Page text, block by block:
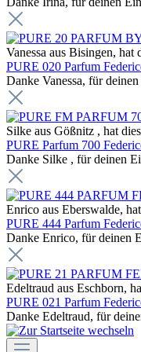
Vanessa aus Bisingen,
PURE 020 Parfum
Danke Vanessa, für
Silke aus Gößnitz , hat
PURE Parfum 700
Danke Silke , für deinen
Enrico aus Eberswalde,
PURE 444 Parfum
Danke Enrico, für deinen
Edeltraud aus Eschborn,
PURE 021 Parfum
Danke Edeltraud, für